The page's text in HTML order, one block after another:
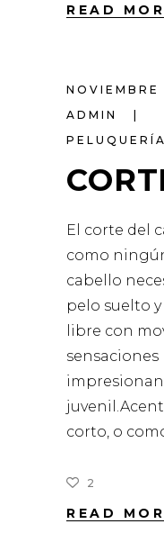
READ
ADMIN
PELUQUERÍA
El corte del
como
cabello
pelo suelto
libre con
sensaciones
corto, o
2
READ